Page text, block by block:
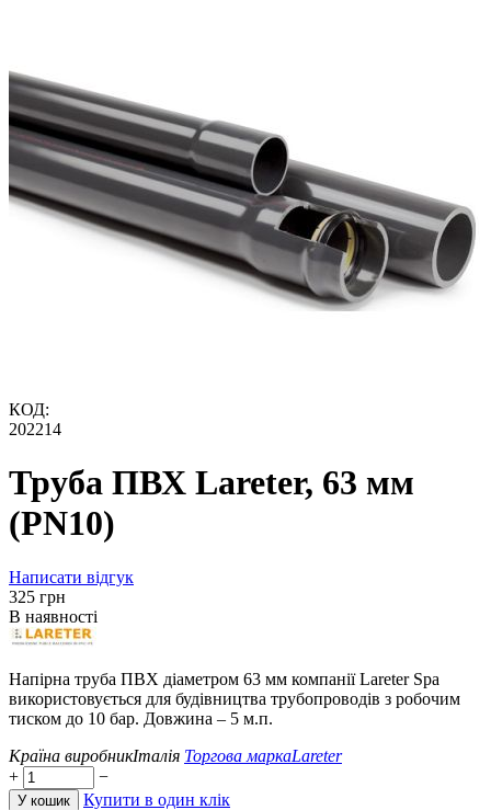
КОД:
202214
Труба ПВХ Lareter, 63 мм
(PN10)
Написати відгук
‍325‍ грн
В наявності
Напірна труба ПВХ діаметром 63 мм компанії Lareter Spa
використовується для будівництва трубопроводів з робочим
тиском до 10 бар. Довжина – 5 м.п.
Країна виробникІталія Торгова маркаLareter
+
−
У кошик
Купити в один клік